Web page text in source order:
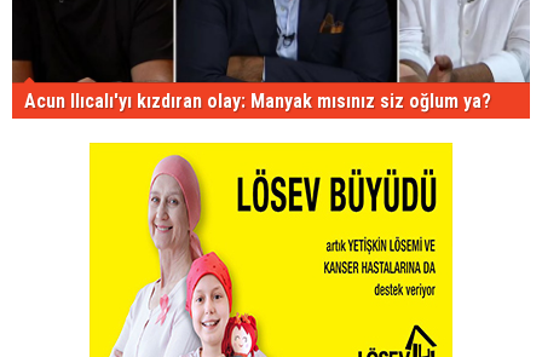
Acun Ilıcalı'yı kızdıran olay: Manyak mısınız siz oğlum ya?